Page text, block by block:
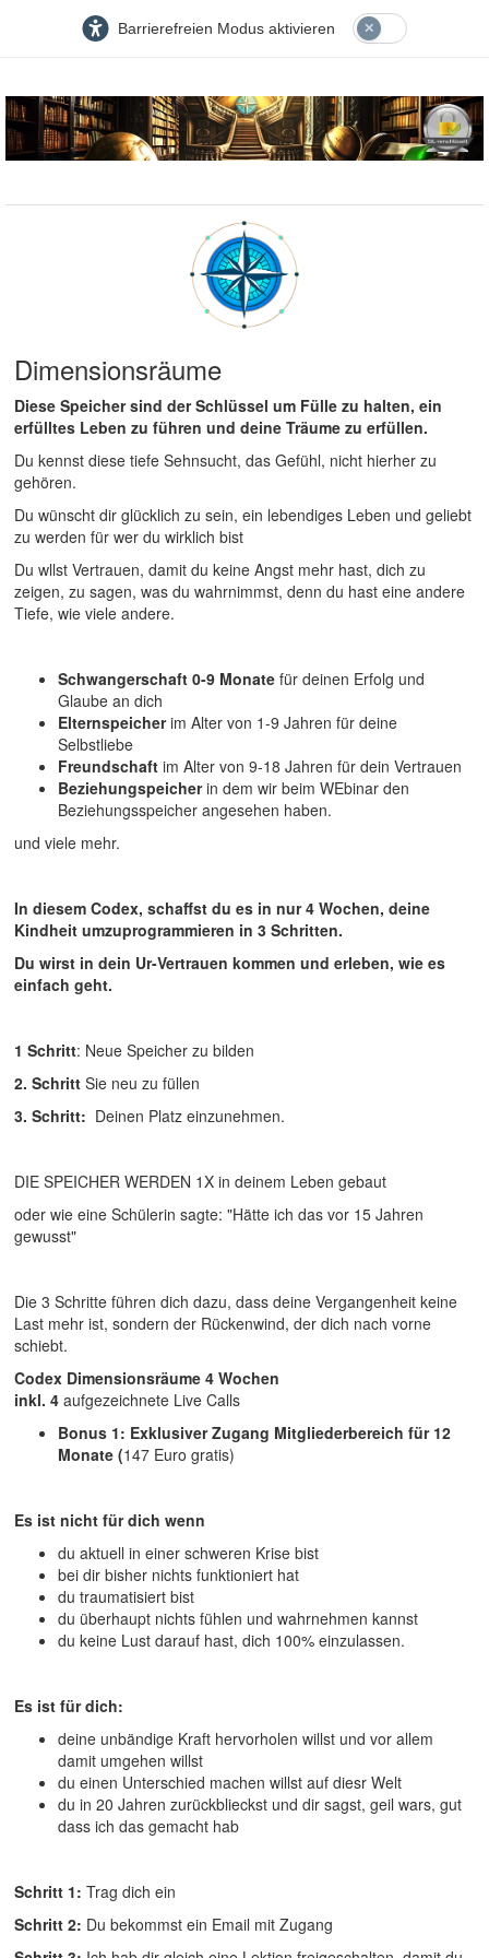
Barrierefreien Modus aktivieren
Dimensionsräume
Diese Speicher sind der Schlüssel um Fülle zu halten, ein
erfülltes Leben zu führen und deine Träume zu erfüllen.
Du kennst diese tiefe Sehnsucht, das Gefühl, nicht hierher zu
gehören.
Du wünscht dir glücklich zu sein, ein lebendiges Leben und geliebt
zu werden für wer du wirklich bist
Du wllst Vertrauen, damit du keine Angst mehr hast, dich zu
zeigen, zu sagen, was du wahrnimmst, denn du hast eine andere
Tiefe, wie viele andere.
Schwangerschaft 0-9 Monate für deinen Erfolg und
Glaube an dich
Elternspeicherim Alter von 1-9 Jahren für deine
Selbstliebe
Freundschaft im Alter von 9-18 Jahren für dein Vertrauen
Beziehungspeicherin dem wir beim WEbinar den
Beziehungsspeicher angesehen haben.
und viele mehr.
In diesem Codex, schaffst du es in nur 4 Wochen, deine
Kindheit umzuprogrammieren in 3 Schritten.
Du wirst in dein Ur-Vertrauen kommen und erleben, wie es
einfach geht.
1 Schritt: Neue Speicher zu bilden
2. Schritt Sie neu zu füllen
3. Schritt: Deinen Platz einzunehmen.
DIE SPEICHER WERDEN 1X in deinem Leben gebaut
oder wie eine Schülerin sagte: "Hätte ich das vor 15 Jahren
gewusst"
Die 3 Schritte führen dich dazu, dass deine Vergangenheit keine
Last mehr ist, sondern der Rückenwind, der dich nach vorne
schiebt.
Codex Dimensionsräume 4 Wochen
inkl. 4 aufgezeichnete Live Calls
Bonus 1: Exklusiver Zugang Mitgliederbereich für 12
Monate (147 Euro gratis)
Es ist nicht für dich wenn
du aktuell in einer schweren Krise bist
bei dir bisher nichts funktioniert hat
du traumatisiert bist
du überhaupt nichts fühlen und wahrnehmen kannst
du keine Lust darauf hast, dich 100% einzulassen.
Es ist für dich:
deine unbändige Kraft hervorholen willst und vor allem
damit umgehen willst
du einen Unterschied machen willst auf diesr Welt
du in 20 Jahren zurückblieckst und dir sagst, geil wars, gut
dass ich das gemacht hab
Schritt 1: Trag dich ein
Schritt 2: Du bekommst ein Email mit Zugang